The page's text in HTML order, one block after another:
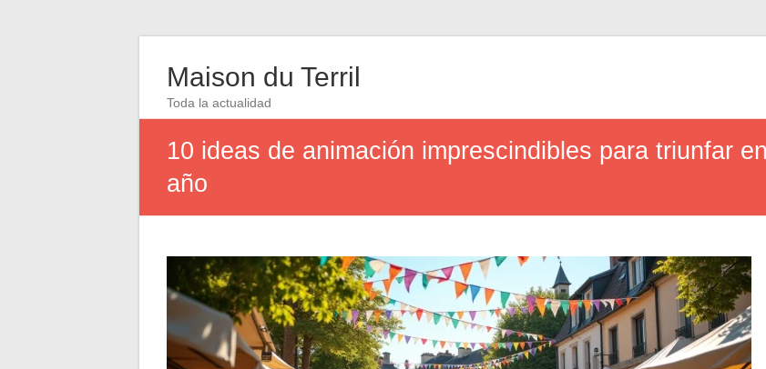
Maison du Terril
Toda la actualidad
10 ideas de animación imprescindibles para triunfar
año